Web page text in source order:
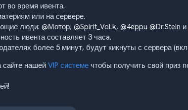
во время ивента.
или на сервере.
люди: @Мотор, @Spirit_VoLk, @4eppu @Dr.Stein и
ивента составляет 3 часa.
более 5 минут, будут кикнуты с сервера
сайте нашейVIP системе чтобы получить свой приз